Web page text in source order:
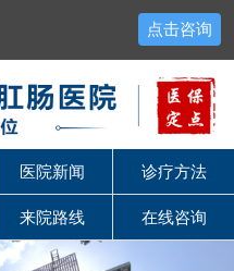
医院新闻 诊疗方法
来院路线 在线咨询
点击咨询